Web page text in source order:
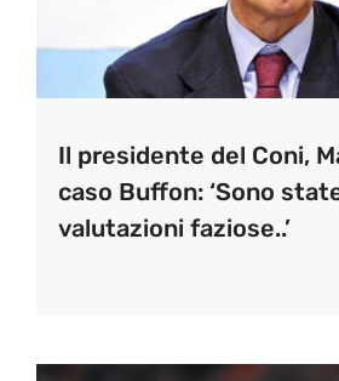
Il presidente del Coni,
caso Buffon: ‘Sono
valutazioni faziose..’